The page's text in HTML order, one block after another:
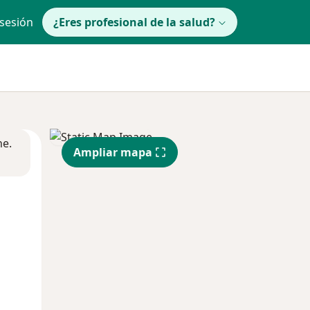
¿Eres profesional de la salud?
Ampliar mapa